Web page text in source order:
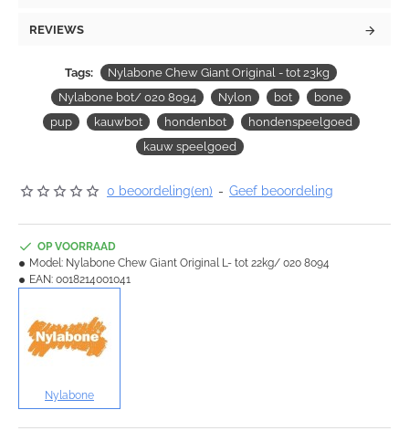
REVIEWS
Tags:
Nylabone Chew Giant Original - tot 23kg
Nylabone bot/ 020 8094
Nylon bot
bone
pup
kauwbot hondenbot
hondenspeelgoed
kauw speelgoed
0 beoordeling(en) - Geef beoordeling
OP VOORRAAD
Model: Nylabone Chew Giant Original L- tot 22kg/ 020 8094
EAN: 0018214001041
Nylabone